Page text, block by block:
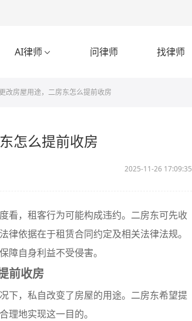
AI律师  问律师 找律师
改房屋用途，二房东怎么提前收房
怎么提前收房
2025-11-26 17:09:35
看，租客行为可能构成违约。二房东可先收
依据在于租赁合同约定及相关法律法规。
障自身利益不受侵害。
前收房
下，私自改变了房屋的用途。二房东希望提
理地实现这一目的。